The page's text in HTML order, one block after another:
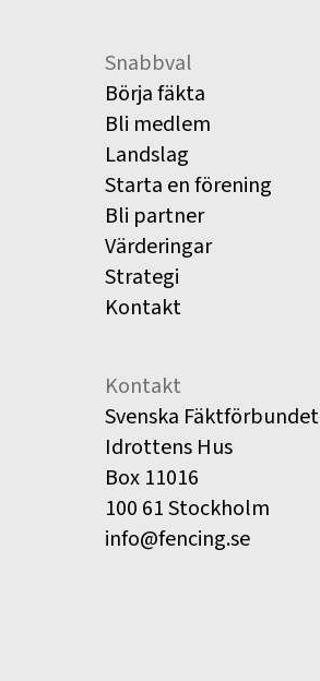
Snabbval
Börja fäkta
Bli medlem
Landslag
Starta en förening
Bli partner
Värderingar
Strategi
Kontakt
Kontakt
Svenska Fäktförbundet
Idrottens Hus
Box 11016
100 61 Stockholm
info@fencing.se